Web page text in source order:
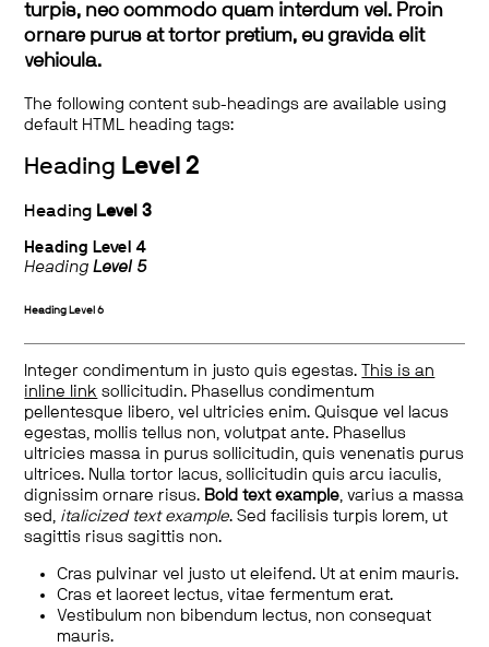
turpis, nec commodo quam interdum vel. Proin
ornare purus at tortor pretium, eu gravida elit
vehicula.
The following content sub-headings are available using
default HTML heading tags:
Heading Level 2
Heading Level 3
Heading Level 4
HeadingLevel 5
Heading Level 6
Integer condimentum in justo quis egestas.
This is an
inline link sollicitudin. Phasellus condimentum
pellentesque libero, vel ultricies enim. Quisque vel lacus
egestas, mollis tellus non, volutpat ante. Phasellus
ultricies massa in purus sollicitudin, quis venenatis purus
ultrices. Nulla tortor lacus, sollicitudin quis arcu iaculis,
dignissim ornare risus. Bold text example, varius a massa
sed, italicized text example. Sed facilisis turpis lorem, ut
sagittis risus sagittis non.
Cras pulvinar vel justo ut eleifend. Ut at enim mauris.
Cras et laoreet lectus, vitae fermentum erat.
Vestibulum non bibendum lectus, non consequat
mauris.